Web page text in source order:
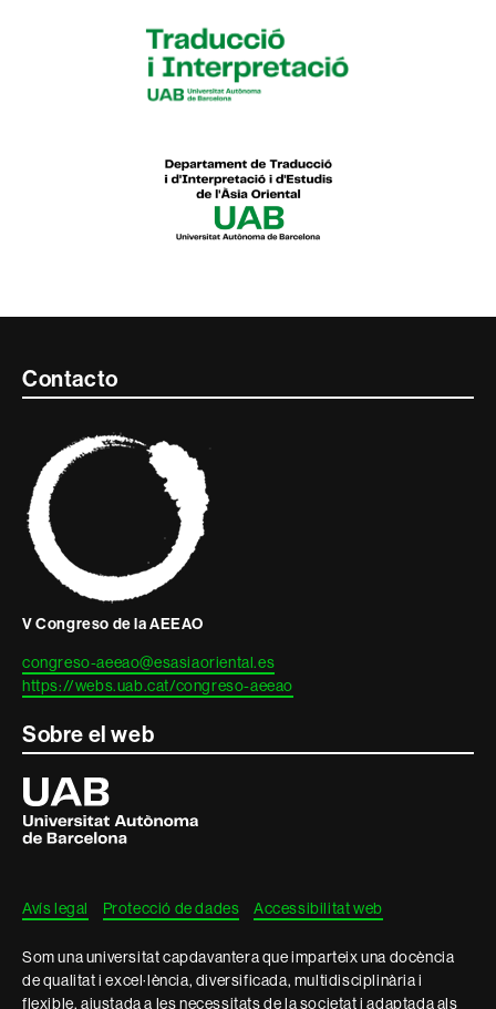
Contacte
informació
legal
Contacto
V Congreso de la AEEAO
congreso-aeeao@esasiaoriental.es
https://webs.uab.cat/congreso-aeeao
Sobre el web
Universitat
Autònoma
de
Barcelona
Avís legal Protecció de dades Accessibilitat web
Som una universitat capdavantera que imparteix una docència
de qualitat i excel·lència, diversificada, multidisciplinària i
flexible, ajustada a les necessitats de la societat i adaptada als